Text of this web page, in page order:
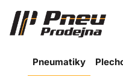
Pneumatiky